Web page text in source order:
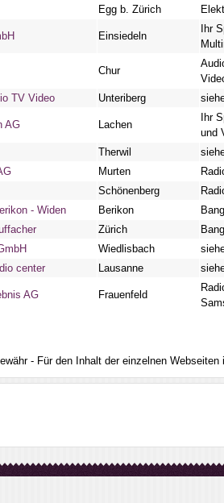
Egg b. Zürich
Einsiedeln
Ihr
Chur
TV Video
Unteriberg
AG Lachen
Ihr
und
Therwil
Murten
Schönenberg
- Widen
Berikon
Zürich
Wiedlisbach
center
Lausanne
AG Frauenfeld
- Für den Inhalt der einzelnen Webseiten